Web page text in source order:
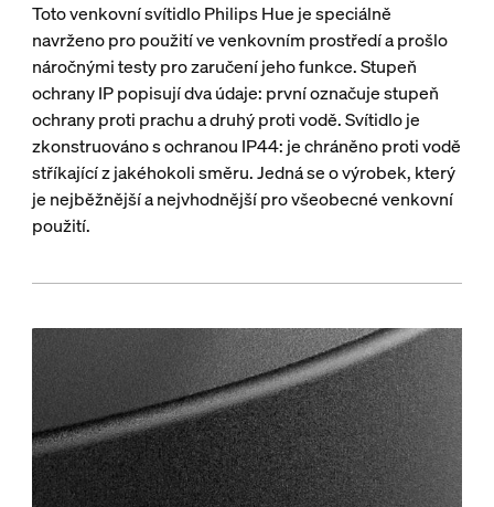
Toto venkovní svítidlo Philips Hue je speciálně
navrženo pro použití ve venkovním prostředí a prošlo
náročnými testy pro zaručení jeho funkce. Stupeň
ochrany IP popisují dva údaje: první označuje stupeň
ochrany proti prachu a druhý proti vodě. Svítidlo je
zkonstruováno s ochranou IP44: je chráněno proti vodě
stříkající z jakéhokoli směru. Jedná se o výrobek, který
je nejběžnější a nejvhodnější pro všeobecné venkovní
použití.